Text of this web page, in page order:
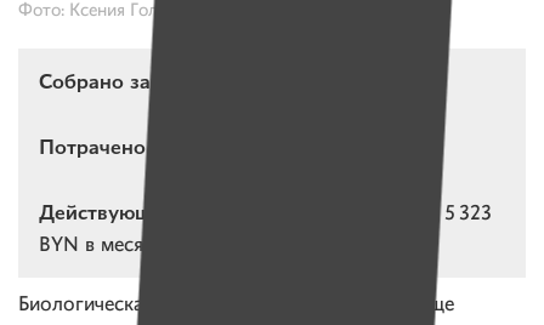
Фото: Ксения Голубович, ИМЕНА
Собрано за квартал: 17 771,33 BYN
Потрачено за квартал: 10 443,62 BYN
Действующие подписки:
386 подписок на 5 323
BYN в месяц
Биологическая мама отказалась от Матвея еще